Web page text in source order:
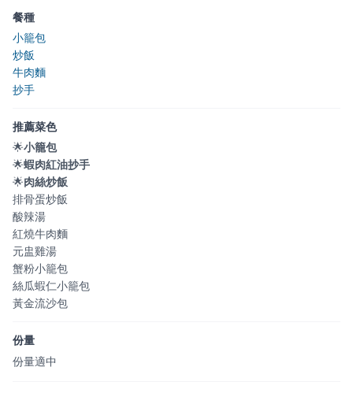
餐種
小籠包
炒飯
牛肉麵
抄手
推薦菜色
🌟小籠包
🌟蝦肉紅油抄手
🌟肉絲炒飯
排骨蛋炒飯
酸辣湯
紅燒牛肉麵
元盅雞湯
蟹粉小籠包
絲瓜蝦仁小籠包
黃金流沙包
份量
份量適中